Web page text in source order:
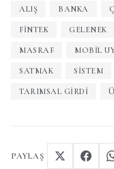
ALIŞ BANKA
FINTEK GELENEK
MASRAF MOBIL
SATMAK SISTEM
TARIMSAL GIRDI
PAYLAŞ